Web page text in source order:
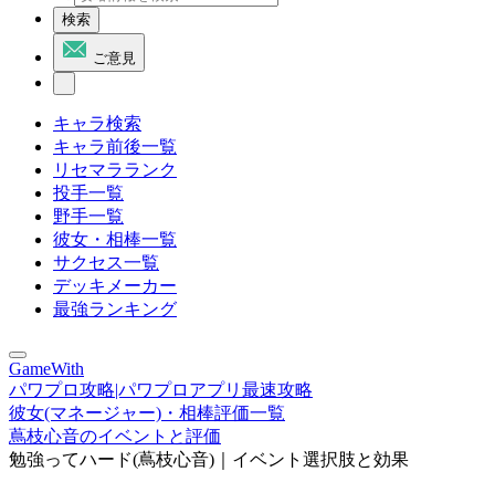
検索
ご意見
キャラ検索
キャラ前後一覧
リセマラランク
投手一覧
野手一覧
彼女・相棒一覧
サクセス一覧
デッキメーカー
最強ランキング
GameWith
パワプロ攻略|パワプロアプリ最速攻略
彼女(マネージャー)・相棒評価一覧
蔦枝心音のイベントと評価
勉強ってハード(蔦枝心音)｜イベント選択肢と効果